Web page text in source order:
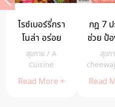
ไรซ์เบอร์รี่กรา
โนล่า อร่อย
พร้อมทาน
อุดมด้วยสาร
อาหารครบ
สุขกาย / A
Cuisine
Read More +
กฎ 7 ป
ช่วย ป้
คอัลไ
ถา
สุขก
Read